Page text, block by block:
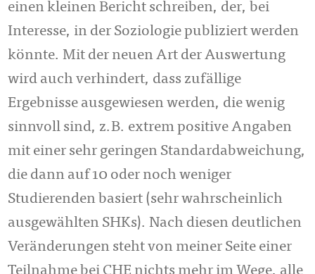
einen kleinen Bericht schreiben, der, bei
Interesse, in der Soziologie publiziert werden
könnte. Mit der neuen Art der Auswertung
wird auch verhindert, dass zufällige
Ergebnisse ausgewiesen werden, die wenig
sinnvoll sind, z.B. extrem positive Angaben
mit einer sehr geringen Standardabweichung,
die dann auf 10 oder noch weniger
Studierenden basiert (sehr wahrscheinlich
ausgewählten SHKs). Nach diesen deutlichen
Veränderungen steht von meiner Seite einer